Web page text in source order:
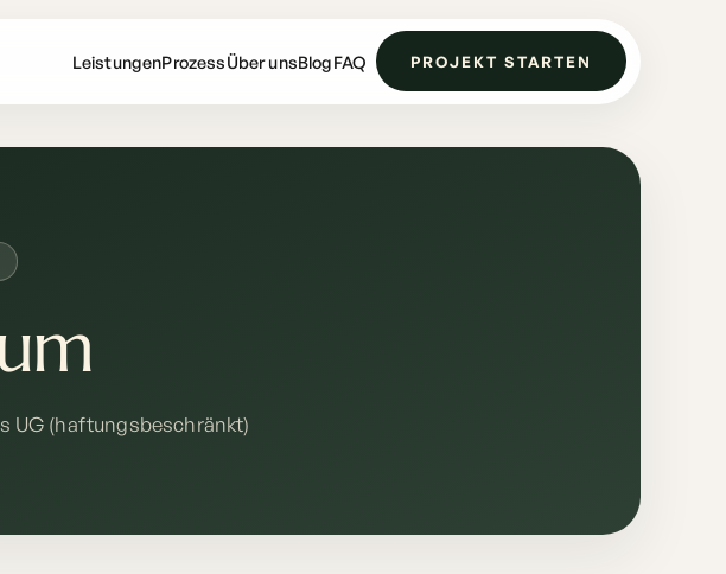
LeistungenProzessÜber unsBlogFAQ PROJEKT STARTEN
UG (haftungsbeschränkt)